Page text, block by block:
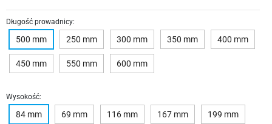
Długość prowadnicy:
500 mm 250 mm 300 mm 350 mm 400 mm
450 mm 550 mm 600 mm
Wysokość:
84 mm 69 mm 116 mm 167 mm 199 mm